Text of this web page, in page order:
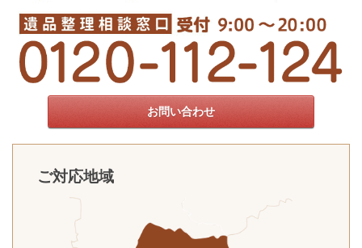
お問い合わせ
ご対応地域